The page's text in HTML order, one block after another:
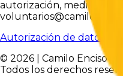
autorización, mediante
Autorización de datos
© 2026 | Camilo Enciso -
Todos los derechos